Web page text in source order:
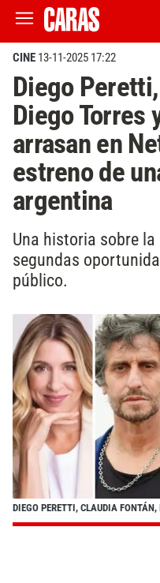
CINE 13-11-2025 17:22
Diego
Diego Torres
arrasan en
estreno de
argentina
Una historia sobre
segundas
público.
DIEGO PERETTI, CLAUDIA FONTÁN,